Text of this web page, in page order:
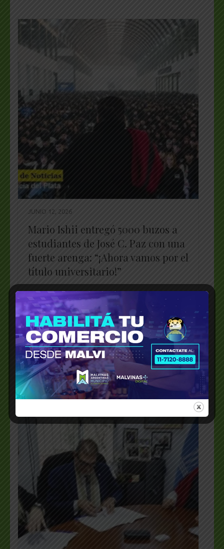
JUNIO 12, 2026
Mario Ishii entregó 5000 buzos a
estudiantes de José C. Paz con una
fuerte arenga: “¡Ahora vamos por el
título universitario!”
WhatsApp
X Telegram
Facebook
Messenger
Bluesky
PrintFriendly
Share
…